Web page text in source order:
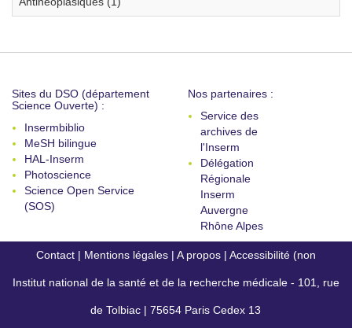
Sites du DSO (département
Science Ouverte) :
Insermbiblio
MeSH bilingue
HAL-Inserm
Photoscience
Science Open Service
(SOS)
Nos partenaires :
Service des
archives de
l'Inserm
Délégation
Régionale
Inserm
Auvergne
Rhône Alpes
Contact | Mentions légales | A propos | Accessibilité (non
conforme)
Institut national de la santé et de la recherche médicale - 101, rue
de Tolbiac | 75654 Paris Cedex 13